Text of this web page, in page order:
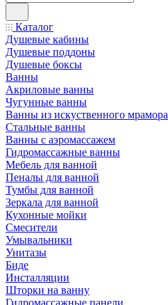
Каталог
Душевые кабины
Душевые поддоны
Душевые боксы
Ванны
Акриловые ванны
Чугунные ванны
Ванны из искуственного мрамора
Стальные ванны
Ванны с аэромассажем
Гидромассажные ванны
Мебель для ванной
Пеналы для ванной
Тумбы для ванной
Зеркала для ванной
Кухонные мойки
Смесители
Умывальники
Унитазы
Биде
Инсталляции
Шторки на ванну
Гидромассажные панели